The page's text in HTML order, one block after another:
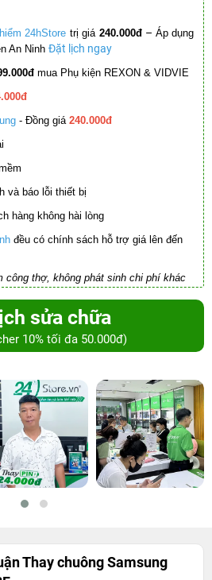
24hStore trị giá 240.000đ – Áp dụng
An Ninh Đặt lịch ngay
mua Phụ kiện REXON & VIDVIE
- Đồng giá 240.000đ
và báo lỗi thiết bị
hàng không hài lòng
đều có chính sách hỗ trợ giá lên đến
công thợ, không phát sinh chi phí khác
sửa chữa
10% tối đa 50.000đ)
Thay chuông Samsung